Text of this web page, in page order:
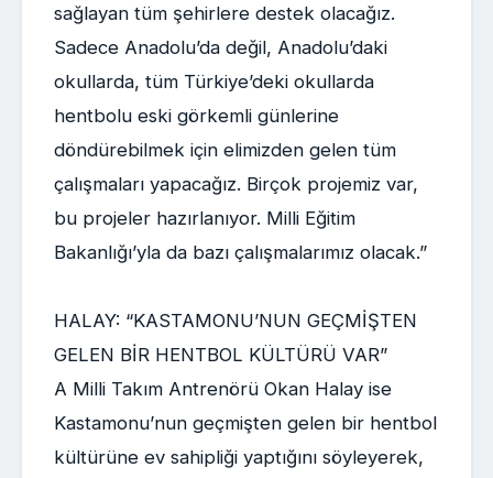
sağlayan tüm şehirlere destek olacağız.
Sadece Anadolu’da değil, Anadolu’daki
okullarda, tüm Türkiye’deki okullarda
hentbolu eski görkemli günlerine
döndürebilmek için elimizden gelen tüm
çalışmaları yapacağız. Birçok projemiz var,
bu projeler hazırlanıyor. Milli Eğitim
Bakanlığı’yla da bazı çalışmalarımız olacak.”
HALAY: “KASTAMONU’NUN GEÇMİŞTEN
GELEN BİR HENTBOL KÜLTÜRÜ VAR”
A Milli Takım Antrenörü Okan Halay ise
Kastamonu’nun geçmişten gelen bir hentbol
kültürüne ev sahipliği yaptığını söyleyerek,